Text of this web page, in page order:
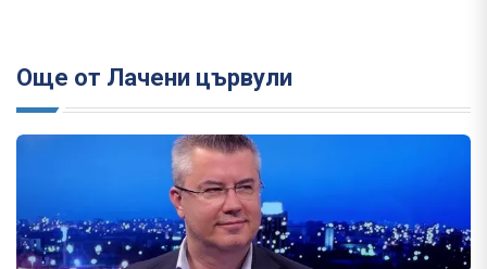
Още от Лачени цървули